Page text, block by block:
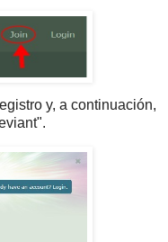
y, a continuación,